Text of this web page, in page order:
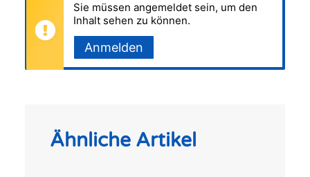
Sie müssen angemeldet sein, um den
Inhalt sehen zu können.
Anmelden
Ähnliche Artikel